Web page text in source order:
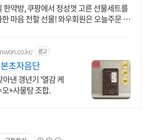
한약방, 쿠팡에서 정성껏 고른 선물세트를
마음 전할 선물! 와우회원은 오늘주문 내
광고
초자음단
낸 갱년기 '열감 케
+사물탕 조합.